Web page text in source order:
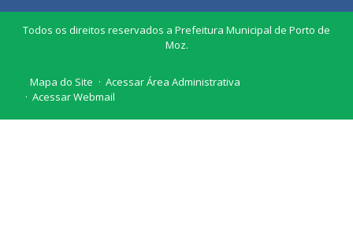
Todos os direitos reservados a Prefeitura Municipal de Porto de
Moz.
Mapa do Site
Acessar Área Administrativa
Acessar Webmail